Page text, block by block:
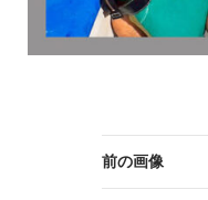
前の画像